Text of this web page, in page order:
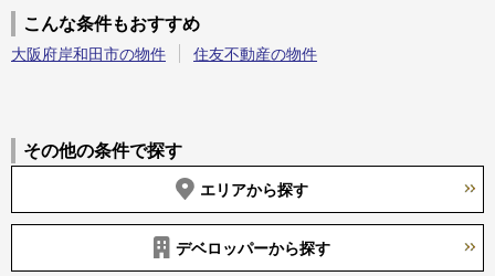
こんな条件もおすすめ
大阪府岸和田市の物件 住友不動産の物件
その他の条件で探す
エリアから探す
デベロッパーから探す